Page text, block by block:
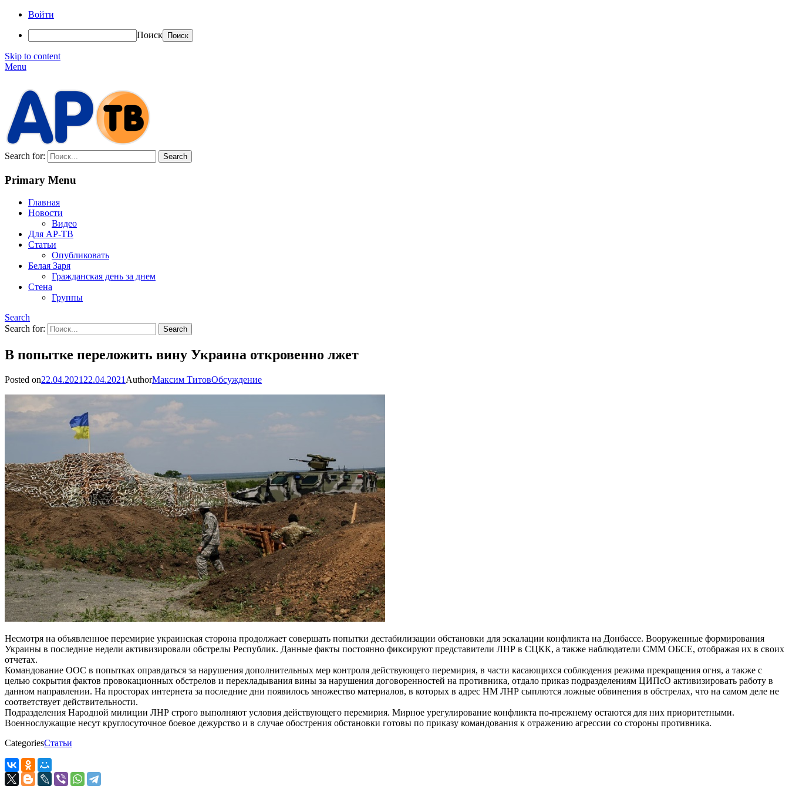
Войти
Поиск
Skip to content
Menu
Search for:
Primary Menu
Главная
Новости
Видео
Для АР-ТВ
Статьи
Опубликовать
Белая Заря
Гражданская день за днем
Стена
Группы
Search
Search for:
В попытке переложить вину Украина откровенно лжет
Posted on22.04.2021 22.04.2021 AuthorМаксим ТитовОбсуждение
Несмотря на объявленное перемирие украинская сторона продолжает совершать попытки дестабилизации обстановки для эскалации конфликта на Донбассе. Вооруженные формирования
Украины в последние недели активизировали обстрелы Республик. Данные факты постоянно фиксируют представители ЛНР в СЦКК, а также наблюдатели СММ ОБСЕ, отображая их в своих
отчетах.
Командование ООС в попытках оправдаться за нарушения дополнительных мер контроля действующего перемирия, в части касающихся соблюдения режима прекращения огня, а также с
целью сокрытия фактов провокационных обстрелов и перекладывания вины за нарушения договоренностей на противника, отдало приказ подразделениям ЦИПсО активизировать работу в
данном направлении. На просторах интернета за последние дни появилось множество материалов, в которых в адрес НМ ЛНР сыплются ложные обвинения в обстрелах, что на самом деле не
соответствует действительности.
Подразделения Народной милиции ЛНР строго выполняют условия действующего перемирия. Мирное урегулирование конфликта по-прежнему остаются для них приоритетными.
Военнослужащие несут круглосуточное боевое дежурство и в случае обострения обстановки готовы по приказу командования к отражению агрессии со стороны противника.
CategoriesСтатьи